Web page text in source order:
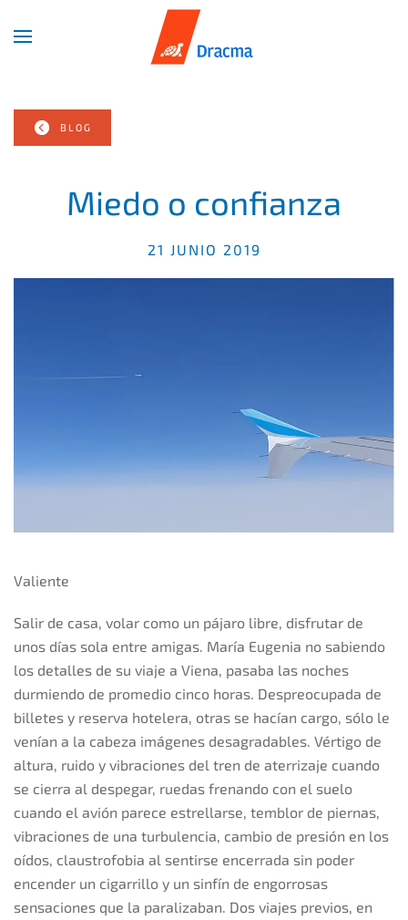
content
BLOG
Miedo o confianza
21 JUNIO 2019
Valiente
Salir de casa, volar como un pájaro libre, disfrutar de
unos días sola entre amigas. María Eugenia no sabiendo
los detalles de su viaje a Viena, pasaba las noches
durmiendo de promedio cinco horas. Despreocupada de
billetes y reserva hotelera, otras se hacían cargo, sólo le
venían a la cabeza imágenes desagradables. Vértigo de
altura, ruido y vibraciones del tren de aterrizaje cuando
se cierra al despegar, ruedas frenando con el suelo
cuando el avión parece estrellarse, temblor de piernas,
vibraciones de una turbulencia, cambio de presión en los
oídos, claustrofobia al sentirse encerrada sin poder
encender un cigarrillo y un sinfín de engorrosas
sensaciones que la paralizaban. Dos viajes previos, en